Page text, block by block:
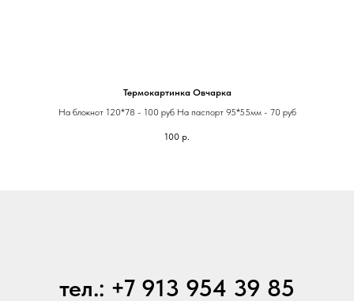
Термокартинка Овчарка
На блокнот 120*78 - 100 руб На паспорт 95*55мм - 70 руб
100 р.
тел.: +7 913 954 39 85